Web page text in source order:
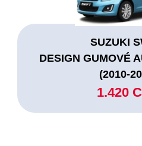
SUZUKI
DESIGN GUMOVÉ
(2010-
1.420